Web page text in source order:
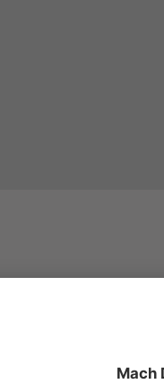
für ein Paar
Anleitung